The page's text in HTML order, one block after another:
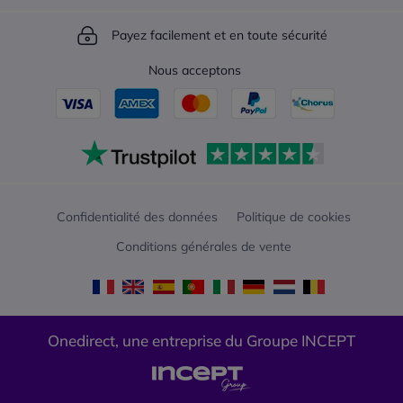
Payez facilement et en toute sécurité
Nous acceptons
Confidentialité des données
Politique de cookies
Conditions générales de vente
Onedirect, une entreprise du Groupe INCEPT